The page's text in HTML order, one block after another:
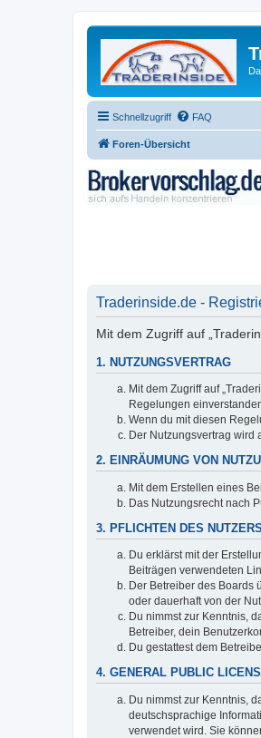
Schnellzugriff FAQ
Foren-Übersicht
Traderinside.de -
Mit dem Zugriff auf
1. NUTZUNGSVERTRAG
Mit dem Zugriff auf
Regelungen
Wenn du mit diesen
Der Nutzungsvertrag wird
2. EINRÄUMUNG VON
Mit dem Erstellen eines
Das Nutzungsrecht nach
3. PFLICHTEN DES NUTZERS
Du erklärst mit der
Beiträgen verwendeten
Der Betreiber des Boards
oder dauerhaft von der
Du nimmst zur Kenntnis,
Betreiber, dein
Du gestattest dem
4. GENERAL PUBLIC
Du nimmst zur Kenntnis,
deutschsprachige
verwendet wird. Sie